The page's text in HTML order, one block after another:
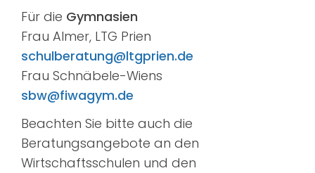
Für die Gymnasien
Frau Almer, LTG Prien
schulberatung@ltgprien.de
Frau Schnäbele-Wiens
sbw@fiwagym.de
Beachten Sie bitte auch die
Beratungsangebote an den
Wirtschaftsschulen und den